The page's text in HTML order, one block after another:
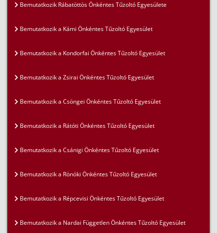
Bemutatkozik Rábatöttös Önkéntes Tűzoltó Egyesülete
Bemutatkozik a Kámi Önkéntes Tűzoltó Egyesület
Bemutatkozik a Kondorfai Önkéntes Tűzoltó Egyesület
Bemutatkozik a Zsirai Önkéntes Tűzoltó Egyesület
Bemutatkozik a Csöngei Önkéntes Tűzoltó Egyesület
Bemutatkozik a Rátóti Önkéntes Tűzoltó Egyesület
Bemutatkozik a Csánigi Önkéntes Tűzoltó Egyesület
Bemutatkozik a Rönöki Önkéntes Tűzoltó Egyesület
Bemutatkozik a Répcevisi Önkéntes Tűzoltó Egyesület
Bemutatkozik a Nardai Független Önkéntes Tűzoltó Egyesület